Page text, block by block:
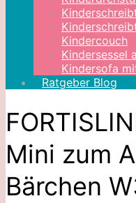
Kindercouch
Kindersessel
Kindersofa
Ratgeber Blog
Mini zum
Bärchen